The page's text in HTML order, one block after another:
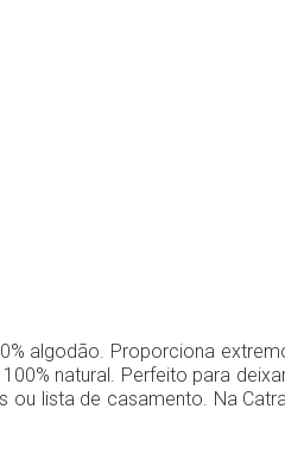
algodão. Proporciona
natural. Perfeito para
ou lista de casamento. Na